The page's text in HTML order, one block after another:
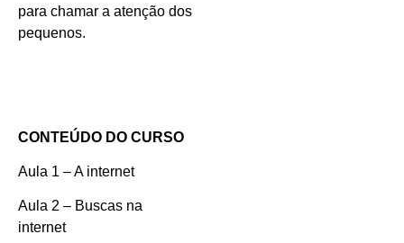
para chamar a atenção dos
pequenos.
CONTEÚDO DO CURSO
Aula 1 – A internet
Aula 2 – Buscas na
internet